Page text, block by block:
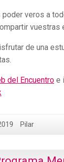
poder veros a
vuestras
de una
del Encuentro e
Pilar